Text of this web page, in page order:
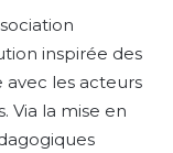
inspirée des
les acteurs
Via la mise en